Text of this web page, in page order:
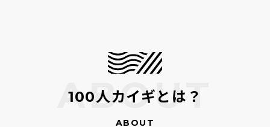
100人カイギとは？